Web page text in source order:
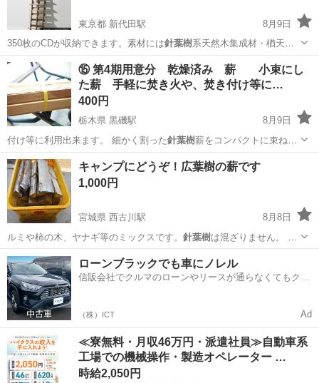
東京都 新代田駅
8月9日
350枚のCDが収納できます。素材には針葉樹系天然木集成材・楢天然
木突き板貼りを使…
東京 世田谷区 新代田駅 収納家具 マルゲリータ
⑮ 第4期用意分 乾燥済み 薪 小束にし
た薪 手軽に焚き火や、焚き付け等に…
400円
栃木県 黒磯駅
8月9日
付け等に利用出来ます。 細かく割った針葉樹薪をコンパクトに束ねた
もの★ キャ…
栃木 那須郡 黒磯駅 その他 グランピング
キャンプにどうぞ！広葉樹の薪です
1,000円
宮城県 西古川駅
8月8日
ルミや柿の木、ヤナギ等のミックスです。 針葉樹は混ざりません。 大
割の物も混ざりま…
宮城 加美郡 西古川駅 その他
ローンブラックでも車にノレル
信販会社でクルマのローンやリースが通らなくてもクル
（株）ICT Ad
≪寮無料・月収46万円・派遣社員≫自動車系
工場での機械操作・製造オペレーター …
時給2,050円